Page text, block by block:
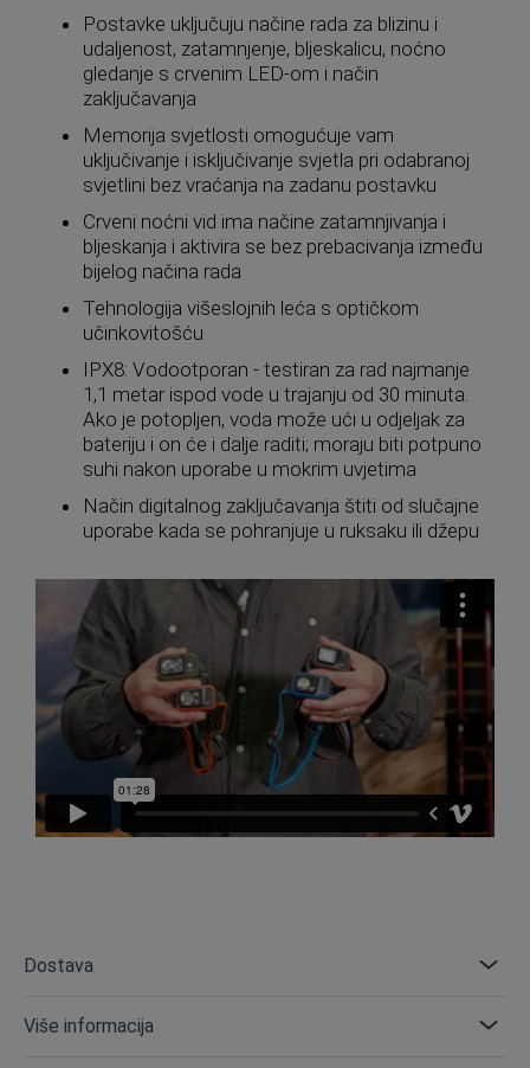
Postavke uključuju načine rada za blizinu i
udaljenost, zatamnjenje, bljeskalicu, noćno
gledanje s crvenim LED-om i način
zaključavanja
Memorija svjetlosti omogućuje vam
uključivanje i isključivanje svjetla pri odabranoj
svjetlini bez vraćanja na zadanu postavku
Crveni noćni vid ima načine zatamnjivanja i
bljeskanja i aktivira se bez prebacivanja između
bijelog načina rada
Tehnologija višeslojnih leća s optičkom
učinkovitošću
IPX8: Vodootporan - testiran za rad najmanje
1,1 metar ispod vode u trajanju od 30 minuta.
Ako je potopljen, voda može ući u odjeljak za
bateriju i on će i dalje raditi; moraju biti potpuno
suhi nakon uporabe u mokrim uvjetima
Način digitalnog zaključavanja štiti od slučajne
uporabe kada se pohranjuje u ruksaku ili džepu
Dostava
Više informacija